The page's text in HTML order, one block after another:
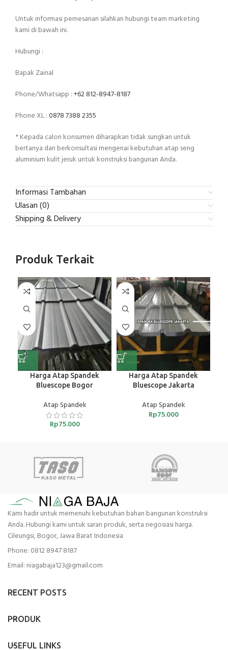
Untuk informasi pemesanan silahkan hubungi team marketing
kami di bawah ini.
Hubungi :
Bapak Zainal
Phone/Whatsapp :+62 812-8947-8187
Phone XL :0878 7388 2355
* Kepada calon konsumen diharapkan tidak sungkan untuk
bertanya dan berkonsultasi mengenai kebutuhan atap seng
aluminium kulit jeruk untuk konstruksi bangunan Anda.
Informasi Tambahan
Ulasan (0)
Shipping & Delivery
Produk Terkait
Harga Atap Spandek
Bluescope Bogor
Atap Spandek
Rp75.000
Harga Atap Spandek
Bluescope Jakarta
Atap Spandek
Rp75.000
Kami hadir untuk memenuhi kebutuhan bahan bangunan konstruksi
Anda. Hubungi kami untuk saran produk, serta negosiasi harga.
Cileungsi, Bogor, Jawa Barat Indonesia
Phone: 0812 8947 8187
Email: niagabaja123@gmail.com
RECENT POSTS
PRODUK
USEFUL LINKS